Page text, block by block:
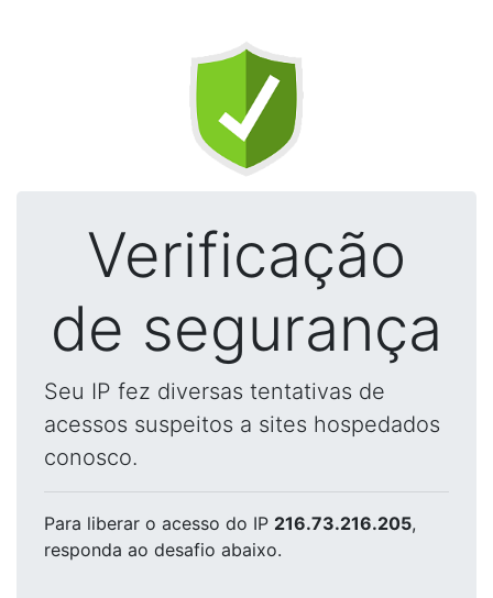
Verificação
de segurança
Seu IP fez diversas tentativas de
acessos suspeitos a sites hospedados
conosco.
Para liberar o acesso do IP 216.73.216.205,
responda ao desafio abaixo.